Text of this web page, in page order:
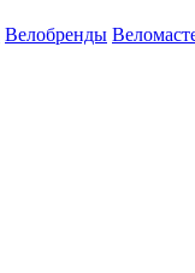
Велобренды